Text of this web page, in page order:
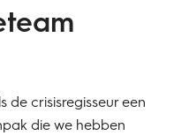
de crisisregisseur een
die we hebben